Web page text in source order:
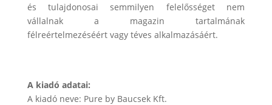
és tulajdonosai semmilyen felelősséget nem
vállalnak a magazin tartalmának
félreértelmezéséért vagy téves alkalmazásáért.
A kiadó adatai:
A kiadó neve: Pure by Baucsek Kft.